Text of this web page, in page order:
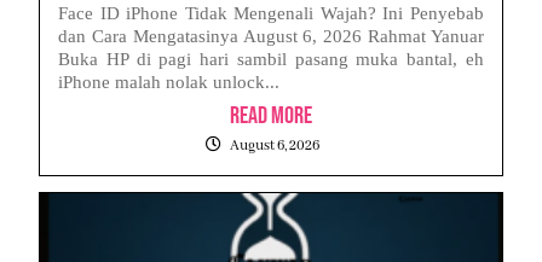
Face ID iPhone Tidak Mengenali Wajah? Ini Penyebab
dan Cara Mengatasinya August 6, 2026 Rahmat Yanuar
Buka HP di pagi hari sambil pasang muka bantal, eh
iPhone malah nolak unlock...
Read More
August 6, 2026